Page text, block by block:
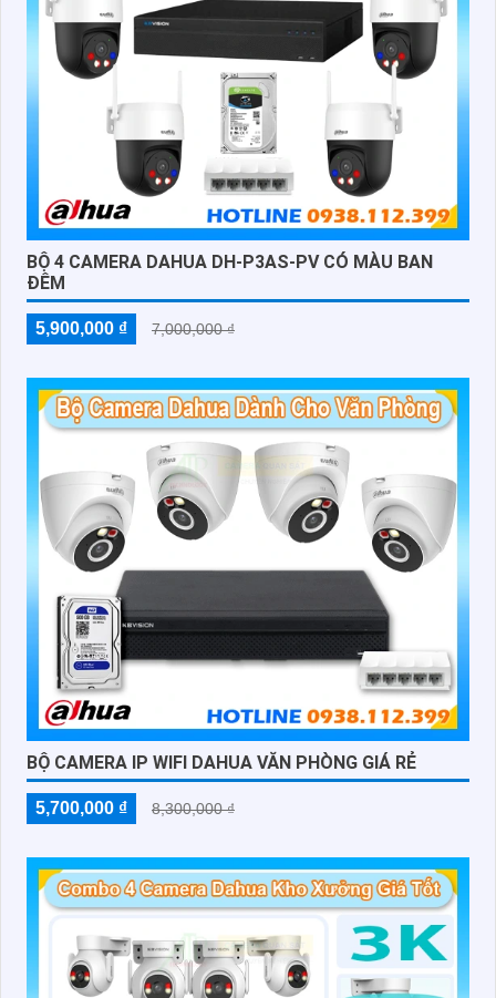
BỘ 4 CAMERA DAHUA DH-P3AS-PV CÓ MÀU BAN
ĐÊM
5,900,000 ₫ 7,000,000 ₫
BỘ CAMERA IP WIFI DAHUA VĂN PHÒNG GIÁ RẺ
5,700,000 ₫ 8,300,000 ₫